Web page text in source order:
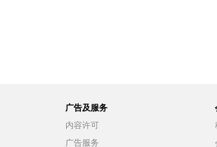
广告及服务
内容许可
广告服务